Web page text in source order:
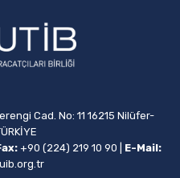
Cad. No: 11 16215 Nilüfer-
+90 (224) 219 10 90
E-Mail: